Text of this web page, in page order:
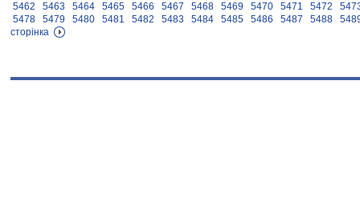
5462
5463 5464 5465 5466 5467 5468 5469 5470 5471 5472
5478
5479 5480 5481 5482 5483 5484 5485 5486 5487 5488
сторінка